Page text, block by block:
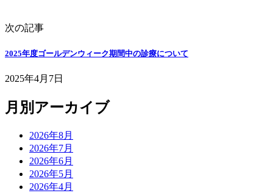
次の記事
2025年度ゴールデンウィーク期間中の診療について
2025年4月7日
月別アーカイブ
2026年8月
2026年7月
2026年6月
2026年5月
2026年4月